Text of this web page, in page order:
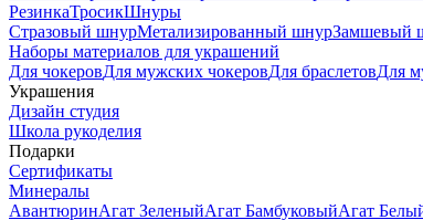
РезинкаТросикШнуры
Стразовый шнурМетализированный шнурЗамшевый
Наборы материалов для украшений
Для чокеровДля мужских чокеровДля браслетовДля
Украшения
Дизайн студия
Школа рукоделия
Подарки
Сертификаты
Минералы
АвантюринАгат ЗеленыйАгат БамбуковыйАгат